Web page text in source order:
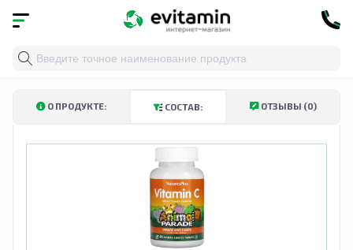
Главная Витамины и минералы
О ПРОДУКТЕ: СОСТАВ: ОТЗЫВЫ (0)